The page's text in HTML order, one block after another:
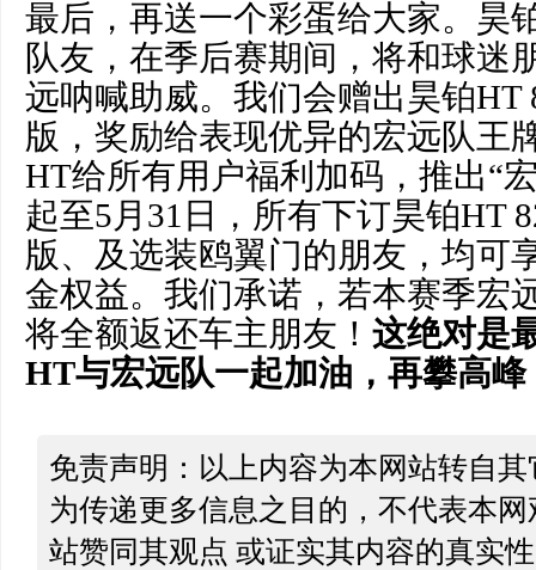
最后，再送一个彩蛋给大家。昊
队友，在季后赛期间，将和球迷
远呐喊助威。我们会赠出昊铂HT
版，奖励给表现优异的宏远队王
HT给所有用户福利加码，推出“
起至5月31日，所有下订昊铂HT
版、及选装鸥翼门的朋友，均可
金权益。我们承诺，若本赛季宏
将全额返还车主朋友！ 这绝对是
HT与宏远队一起加油，再攀高峰
免责声明：以上内容为本网站转自
为传递更多信息之目的，不代表本
站赞同其观点 或证实其内容的真实